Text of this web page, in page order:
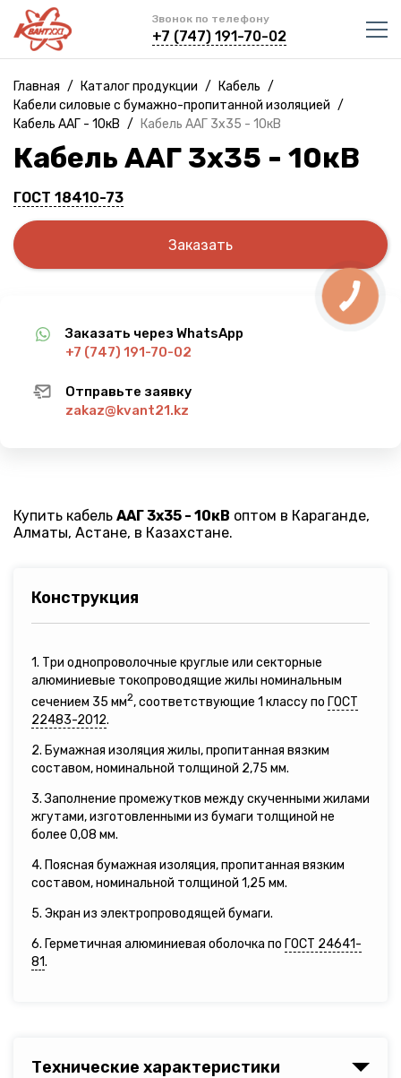
Звонок по телефону
+7 (747) 191-70-02
Главная / Каталог продукции / Кабель /
Кабели силовые с бумажно-пропитанной изоляцией /
Кабель ААГ - 10кВ / Кабель ААГ 3х35 - 10кВ
Кабель ААГ 3х35 - 10кВ
ГОСТ 18410-73
Заказать
Заказать через WhatsApp
+7 (747) 191-70-02
Отправьте заявку
zakaz@kvant21.kz
Купить кабель ААГ 3х35 - 10кВ оптом в Караганде,
Алматы, Астане, в Казахстане.
Конструкция
1. Три однопроволочные круглые или секторные
алюминиевые токопроводящие жилы номинальным
сечением 35 мм2, соответствующие 1 классу по ГОСТ
22483-2012.
2. Бумажная изоляция жилы, пропитанная вязким
составом, номинальной толщиной 2,75 мм.
3. Заполнение промежутков между скученными жилами
жгутами, изготовленными из бумаги толщиной не
более 0,08 мм.
4. Поясная бумажная изоляция, пропитанная вязким
составом, номинальной толщиной 1,25 мм.
5. Экран из электропроводящей бумаги.
6. Герметичная алюминиевая оболочка по ГОСТ 24641-
81.
Технические характеристики